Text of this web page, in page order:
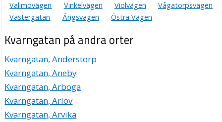
Vallmovägen
Vinkelvägen Violvägen
Vågatorpsvägen
Västergatan
Ängsvägen Östra Vägen
Kvarngatan på andra orter
Kvarngatan, Anderstorp
Kvarngatan, Aneby
Kvarngatan, Arboga
Kvarngatan, Arlöv
Kvarngatan, Arvika